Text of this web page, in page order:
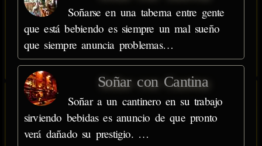
Soñarse en una taberna entre gente
que está bebiendo es siempre un mal sueño
que siempre anuncia problemas…
Soñar con Cantina
Soñar a un cantinero en su trabajo
sirviendo bebidas es anuncio de que pronto
verá dañado su prestigio. …